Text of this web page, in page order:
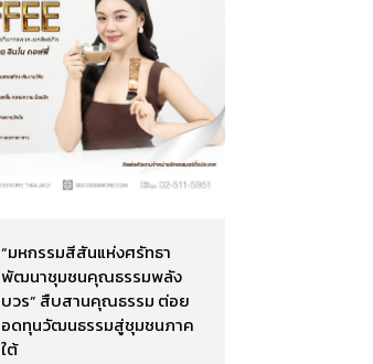
“มหกรรมสีสันแห่งศรัทธา
พัฒนาชุมชนคุณธรรมพลัง
บวร” สืบสานคุณธรรม ต่อย
อดทุนวัฒนธรรมสู่ชุมชนภาค
ใต้